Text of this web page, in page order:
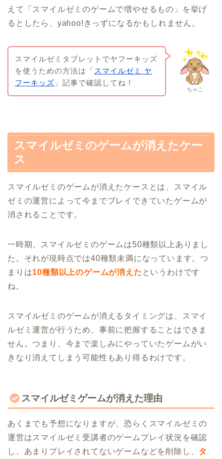
えて「スマイルゼミのゲームで増やせるもの」を挙げ
るとしたら、yahoo!きっずになるかもしれません。
ちゃこ
スマイルゼミタブレットでヤフーキッズ
を使うための方法は「 スマイルゼミ ヤ
フーキッズ 」記事で確認してね！
スマイルゼミのゲームが消えたケー
ス
スマイルゼミのゲームが消えたケースとは、スマイル
ゼミの運営によって今までプレイできていたゲームが
消されることです。
一時期、スマイルゼミのゲームは50種類以上ありまし
た。それが現時点では40種類未満になっています。つ
まりは10種類以上のゲームが消えた というわけです
ね。
スマイルゼミのゲームが消えるタイミングは、スマイ
ルゼミ運営が行うため、事前に把握することはできま
せん。つまり、今まで楽しみにやっていたゲームがい
きなり消えてしまう可能性もあり得るわけです。
スマイルゼミゲームが消えた理由
あくまでも予想になりますが、恐らくスマイルゼミの
運営はスマイルゼミ受講者のゲームプレイ状況を確認
し、あまりプレイされてないゲームなどを削除し、 タ